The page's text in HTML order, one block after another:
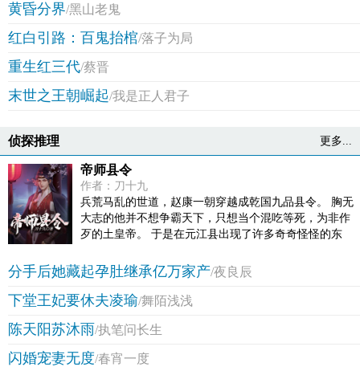
他们根基还不太深厚打垮他，让他们体会一下我们曾经
黄昏分界/黑山老鬼
红白引路：百鬼抬棺/落子为局
重生红三代/蔡晋
末世之王朝崛起/我是正人君子
侦探推理 更多...
帝师县令
作者：刀十九
兵荒马乱的世道，赵康一朝穿越成乾国九品县令。 胸无
大志的他并不想争霸天下，只想当个混吃等死，为非作
歹的土皇帝。 于是在元江县出现了许多奇奇怪怪的东
店…… 直到有一天女帝微服私访元江县…… 赵康：“陛
下您听我狡辩，我真的只是想要解救失足妇女啊！” “那
钢管舞呢！” 赵康：“那是艺术！”
分手后她藏起孕肚继承亿万家产/夜良辰
下堂王妃要休夫凌瑜/舞陌浅浅
陈天阳苏沐雨/执笔问长生
闪婚宠妻无度/春宵一度